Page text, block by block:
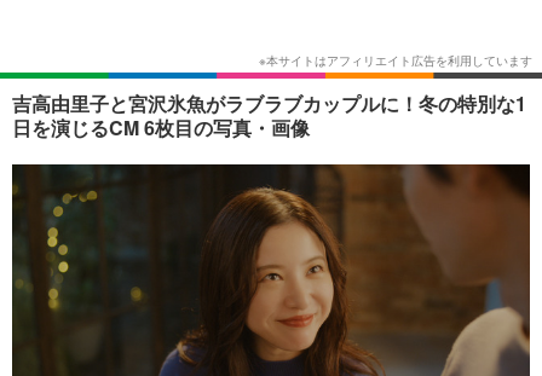
ショッピング その他
吉高由里子と宮沢氷魚がラブラブカップルに！冬の特別な1
日を演じるCM 6枚目の写真・画像